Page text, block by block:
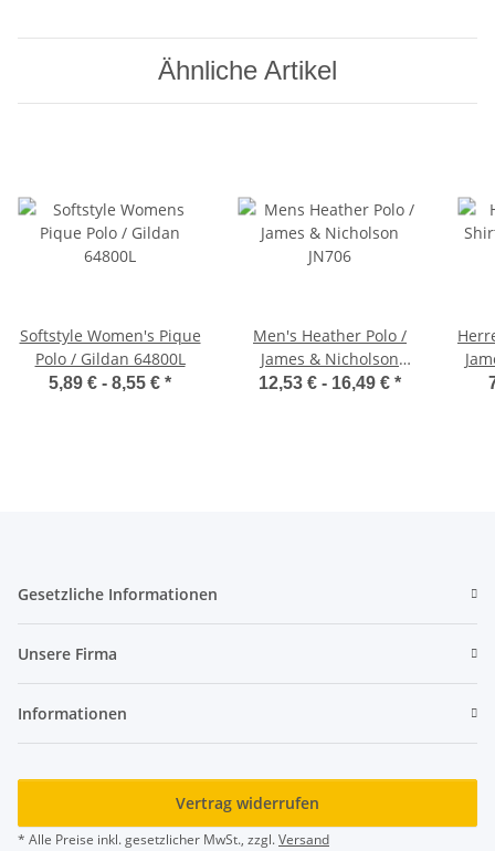
Ähnliche Artikel
Softstyle Women's Pique
Polo / Gildan 64800L
5,89 € - 8,55 € *
Men's Heather Polo /
James & Nicholson
JN706
12,53 € - 16,49 € *
Gesetzliche Informationen
Unsere Firma
Informationen
Vertrag widerrufen
* Alle Preise inkl. gesetzlicher MwSt., zzgl.Versand